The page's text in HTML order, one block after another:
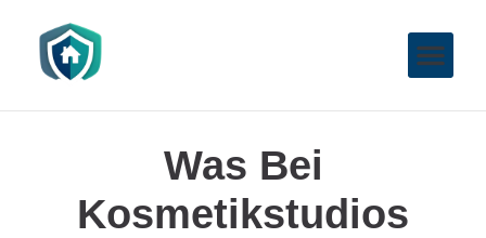
Was Bei
Kosmetikstudios